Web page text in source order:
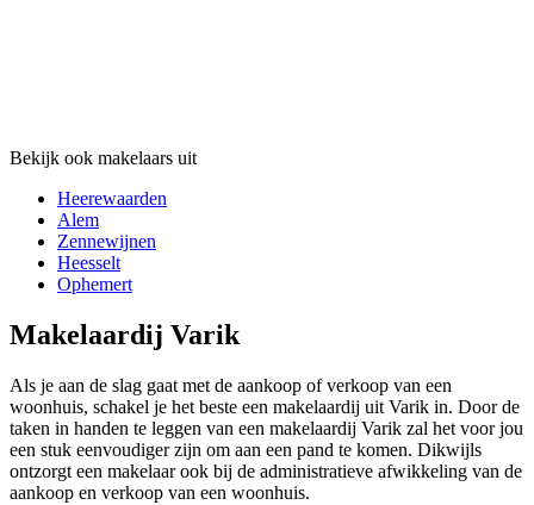
Bekijk ook makelaars uit
Heerewaarden
Alem
Zennewijnen
Heesselt
Ophemert
Makelaardij Varik
Als je aan de slag gaat met de aankoop of verkoop van een
woonhuis, schakel je het beste een makelaardij uit Varik in. Door de
taken in handen te leggen van een makelaardij Varik zal het voor jou
een stuk eenvoudiger zijn om aan een pand te komen. Dikwijls
ontzorgt een makelaar ook bij de administratieve afwikkeling van de
aankoop en verkoop van een woonhuis.